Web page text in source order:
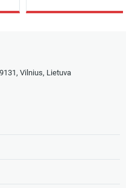
Vilnius, Lietuva